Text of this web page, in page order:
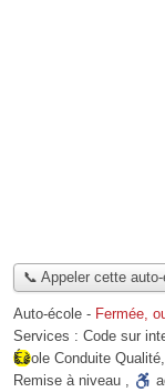
📞 Appeler cette
Auto-école - Fermée,
Services : Code sur
École Conduite Qualité,
Remise à niveau ,